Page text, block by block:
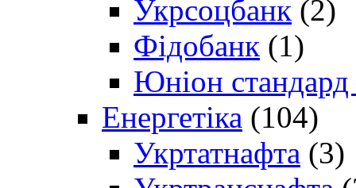
Укрсоцбанк (2)
Фідобанк (1)
Юніон стандард
Енергетіка (104)
Укртатнафта (3)